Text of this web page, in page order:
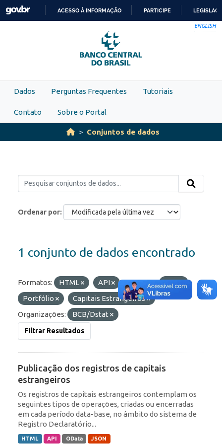
Skip to main content
PARA
O
CONTEÚDO
ACESSO À INFORMAÇÃO PARTICIPE
ENGLISH
Dados Perguntas Frequentes Tutoriais
Contato Sobre o Portal
Conjuntos de dados
Ordenar por
1 conjunto de dados encontrado
Formatos: HTML API Etiquetas:
ROF
Portfólio
Capitais Estrangeiros
Organizações:
BCB/Dstat
Filtrar Resultados
Publicação dos registros de capitais
estrangeiros
Os registros de capitais estrangeiros contemplam os
seguintes tipos de operações, criadas ou encerradas
em cada período data-base, no âmbito do sistema de
Registro Declaratório...
HTML API OData JSON